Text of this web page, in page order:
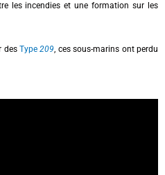
les incendies et une formation sur les
desType209, ces sous-marins ont perdu